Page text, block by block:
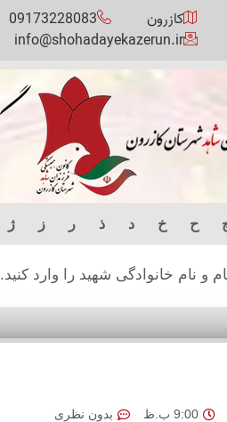
کازرون
09173228083
info@shohadayekazerun.ir
ح خ د ذ ر ز ژ
و نام خانوادگی شهید را وارد کنید.
9:00 ب.ظ بدون نظری